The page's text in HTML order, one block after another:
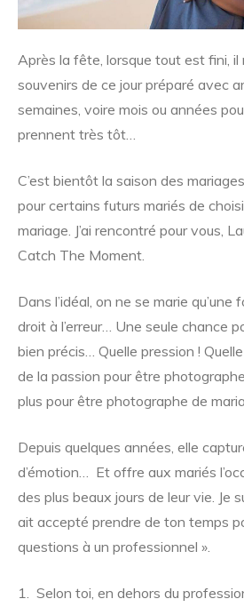
Après la fête, lorsque tout est fini, il
souvenirs de ce jour préparé avec
semaines, voire mois ou années
prennent très tôt…
C’est bientôt la saison des
pour certains futurs mariés de
mariage. J’ai rencontré pour vous,
Catch The Moment.
Dans l’idéal, on ne se marie qu’une
droit à l’erreur… Une seule chance
bien précis… Quelle pression !
de la passion pour être
plus pour être photographe de
Depuis quelques années, elle
d’émotion… Et offre aux mariés
des plus beaux jours de leur vie. Je
ait accepté prendre de ton temps
questions à un professionnel ».
1. Selon toi, en dehors du